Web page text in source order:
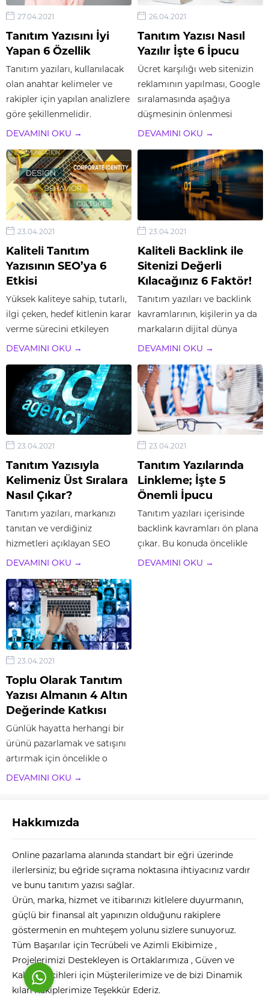
istediğinize bağlı olarak
talebinizi iletebilirsiniz.
Tanitimyazisi.org...
pakette, Google News kayıtlı
hangi siteler üzerinden...
27.04.2021
Tanıtım Yazısını İyi
Yapan 6 Özellik
Tanıtım yazıları, kullanılacak
olan anahtar kelimeler ve
rakipler için yapılan analizlere
göre şekillenmelidir.
Rakiplerin analiz edilmediği
SEO çalışmasının yapılması
mümkün olmayacaktır. Kadın
sitesi tanıtım yazısı için
özellikle kadınlar tarafından
en çok...
DEVAMINI OKU →
26.04.2021
Tanıtım Yazısı Nasıl
Yazılır İşte 6 İpucu
Ücret karşılığı web sitenizin
reklamının yapılması, Google
sıralamasında aşağıya
düşmesinin önlenmesi
mümkündür. Tanıtım yazıları,
diğer sitelere yönelik farklı
konulara sahip olmak
durumundadır. Sitenin
içeriklerini, ziyaretçiler
tarafından aratılan konularla
ilgili doğru...
DEVAMINI OKU →
23.04.2021
Kaliteli Tanıtım
Yazısının SEO’ya 6
Etkisi
Yüksek kaliteye sahip, tutarlı,
ilgi çeken, hedef kitlenin karar
verme sürecini etkileyen
tekniklerden yararlanarak
yararlanabilirsiniz. Marka
bilinirliğinizi ön plana
çıkarmak, ürün ve
hizmetlerinizi daha iyi
tanıtmak için, tutarlı mesajlar
vermek gerekir. Tutarlı...
DEVAMINI OKU →
23.04.2021
Kaliteli Backlink ile
Sitenizi Değerli
Kılacağınız 6 Faktör!
Tanıtım yazıları ve backlink
kavramlarının, kişilerin ya da
markaların dijital dünya
içerisinde ön plana çıkması
stratejiler olduğunu
söylemeye gerek yoktur
herhalde. Bu işlere yeni
başlayan ya da henüz konu
hakkında bilgisi...
DEVAMINI OKU →
23.04.2021
Tanıtım Yazısıyla
Kelimeniz Üst Sıralara
Nasıl Çıkar?
Tanıtım yazıları, markanızı
tanıtan ve verdiğiniz
hizmetleri açıklayan SEO
yöntemleri arasında en sık
biridir. Aynı zamanda
backlink verme yöntemleri
arasında da en fazla öne çıkan
taktiler arasında yer alır.
Backlink sayesinde bir web...
DEVAMINI OKU →
23.04.2021
Tanıtım Yazılarında
Linkleme; İşte 5
Önemli İpucu
Tanıtım yazıları içerisinde
backlink kavramları ön plana
çıkar. Bu konuda öncelikle
link alma ve link verme gibi,
DEVAMINI OKU →
23.04.2021
Toplu Olarak Tanıtım
Yazısı Almanın 4 Altın
Değerinde Katkısı
Günlük hayatta herhangi bir
ürünü pazarlamak ve satışını
artırmak için öncelikle o
ürünü tanıtmak yani
dünyada da aynı kurallar
DEVAMINI OKU →
Hakkımızda
Online pazarlama alanında standart bir eğri üzerinde
ilerlersiniz; bu eğride sıçrama noktasına ihtiyacınız vardır
ve bunu tanıtım yazısı sağlar.
Ürün, marka, hizmet ve itibarınızı kitlelere duyurmanın,
güçlü bir finansal alt yapınızın olduğunu rakiplere
göstermenin en muhteşem yolunu sizlere sunuyoruz.
Tüm Başarılar için Tecrübeli ve Azimli Ekibimize ,
Projelerimizi Destekleyen is Ortaklarımıza , Güven ve
Kalite Tercihleri için Müşterilerimize ve de bizi Dinamik
kılan Rakiplerimize Teşekkür Ederiz.